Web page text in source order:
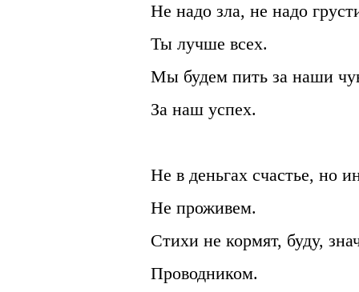
Не надо зла, не надо
Ты лучше всех.
Мы будем пить за наши
За наш успех.
Не в деньгах счастье, но
Не проживем.
Стихи не кормят, буду,
Проводником.